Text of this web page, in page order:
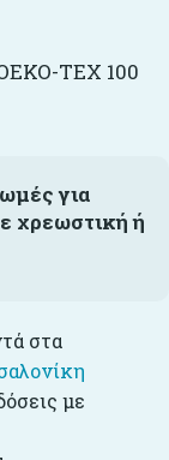
TEX 100
για
χρεωστική ή
στα
με